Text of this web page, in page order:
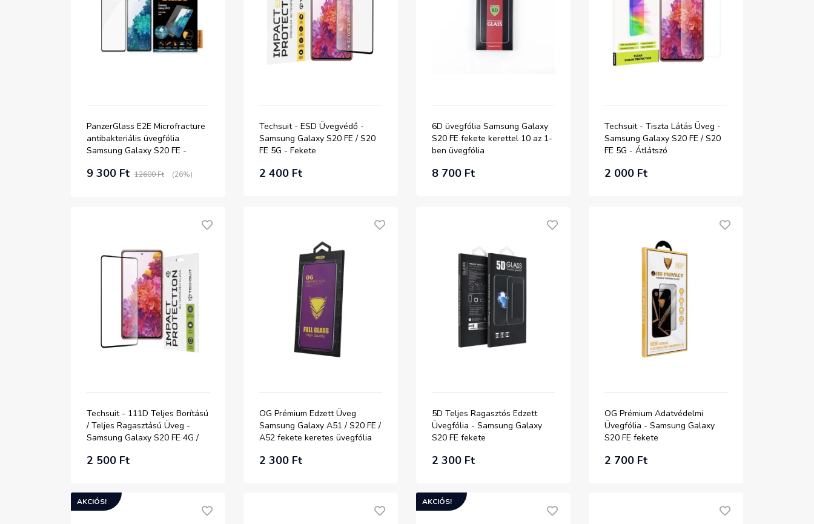
PanzerGlass E2E Microfracture
antibakteriális üvegfólia
Samsung Galaxy S20 FE -
9 300 Ft 12600 Ft (26%)
Techsuit - ESD Üvegvédő -
Samsung Galaxy S20 FE / S20
FE 5G - Fekete
2 400 Ft
6D üvegfólia Samsung Galaxy
S20 FE fekete kerettel 10 az 1-
ben üvegfólia
8 700 Ft
Techsuit - Tiszta Látás Üveg -
Samsung Galaxy S20 FE / S20
FE 5G - Átlátszó
2 000 Ft
Techsuit - 111D Teljes Borítású
/ Teljes Ragasztású Üveg -
Samsung Galaxy S20 FE 4G /
2 500 Ft
OG Prémium Edzett Üveg
Samsung Galaxy A51 / S20 FE /
A52 fekete keretes üvegfólia
2 300 Ft
5D Teljes Ragasztós Edzett
Üvegfólia - Samsung Galaxy
S20 FE fekete
2 300 Ft
OG Prémium Adatvédelmi
Üvegfólia - Samsung Galaxy
S20 FE fekete
2 700 Ft
AKCIÓS! AKCIÓS!